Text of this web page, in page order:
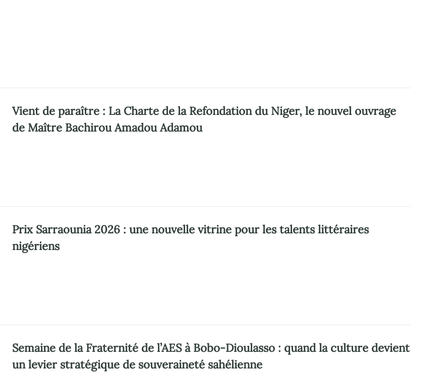
Vient de paraître : La Charte de la Refondation du Niger, le nouvel ouvrage
de Maître Bachirou Amadou Adamou
Prix Sarraounia 2026 : une nouvelle vitrine pour les talents littéraires
nigériens
Semaine de la Fraternité de l’AES à Bobo-Dioulasso : quand la culture devient
un levier stratégique de souveraineté sahélienne